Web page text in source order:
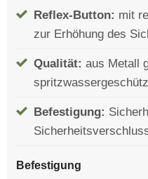
Reflex-Button: mit
zur Erhöhung des
Qualität: aus Metall
Befestigung:
Befestigung